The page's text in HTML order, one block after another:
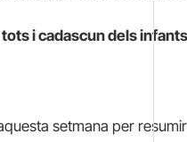
i cadascun dels
setmana per